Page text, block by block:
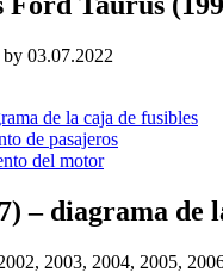
by 03.07.2022
de la caja de fusibles
de pasajeros
del motor
– diagrama de
2003, 2004, 2005,